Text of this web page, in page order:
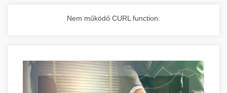
Nem működő CURL function.